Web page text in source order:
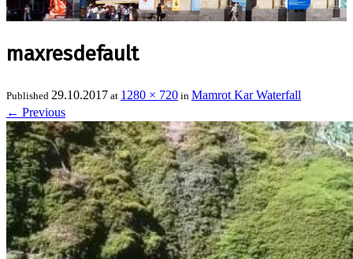
maxresdefault
Published 29.10.2017 at 1280 × 720 in Mamrot Kar Waterfall
← Previous